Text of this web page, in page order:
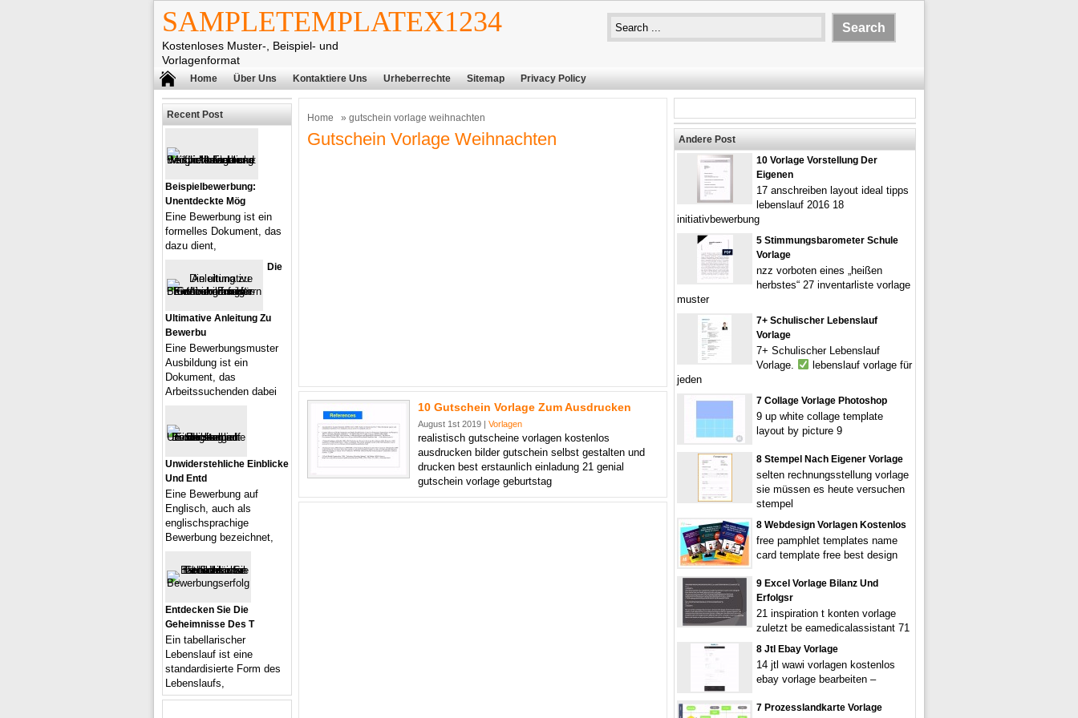
SAMPLETEMPLATEX1234
Kostenloses Muster-, Beispiel- und
Vorlagenformat
Home Über Uns Kontaktiere Uns Urheberrechte Sitemap Privacy Policy
Home » gutschein vorlage weihnachten
Gutschein Vorlage Weihnachten
10 Gutschein Vorlage Zum Ausdrucken
August 1st 2019 | Vorlagen
realistisch gutscheine vorlagen kostenlos
ausdrucken bilder gutschein selbst gestalten und
drucken best erstaunlich einladung 21 genial
gutschein vorlage geburtstag
Recent Post
Beispielbewerbung:
Unentdeckte Mög
Eine Bewerbung ist ein
formelles Dokument, das
dazu dient,
Die
Ultimative Anleitung Zu
Bewerbu
Eine Bewerbungsmuster
Ausbildung ist ein
Dokument, das
Arbeitssuchenden dabei
Unwiderstehliche Einblicke
Und Entd
Eine Bewerbung auf
Englisch, auch als
englischsprachige
Bewerbung bezeichnet,
Entdecken Sie Die
Geheimnisse Des T
Ein tabellarischer
Lebenslauf ist eine
standardisierte Form des
Lebenslaufs,
Andere Post
10 Vorlage Vorstellung Der
Eigenen
17 anschreiben layout ideal tipps
lebenslauf 2016 18
initiativbewerbung
5 Stimmungsbarometer Schule
Vorlage
nzz vorboten eines „heißen
herbstes“ 27 inventarliste vorlage
muster
7+ Schulischer Lebenslauf
Vorlage
7+ Schulischer Lebenslauf
Vorlage.
lebenslauf vorlage für
jeden
7 Collage Vorlage Photoshop
9 up white collage template
layout by picture 9
8 Stempel Nach Eigener Vorlage
selten rechnungsstellung vorlage
sie müssen es heute versuchen
stempel
8 Webdesign Vorlagen Kostenlos
free pamphlet templates name
card template free best design
9 Excel Vorlage Bilanz Und
Erfolgsr
21 inspiration t konten vorlage
zuletzt be eamedicalassistant 71
8 Jtl Ebay Vorlage
14 jtl wawi vorlagen kostenlos
ebay vorlage bearbeiten –
7 Prozesslandkarte Vorlage